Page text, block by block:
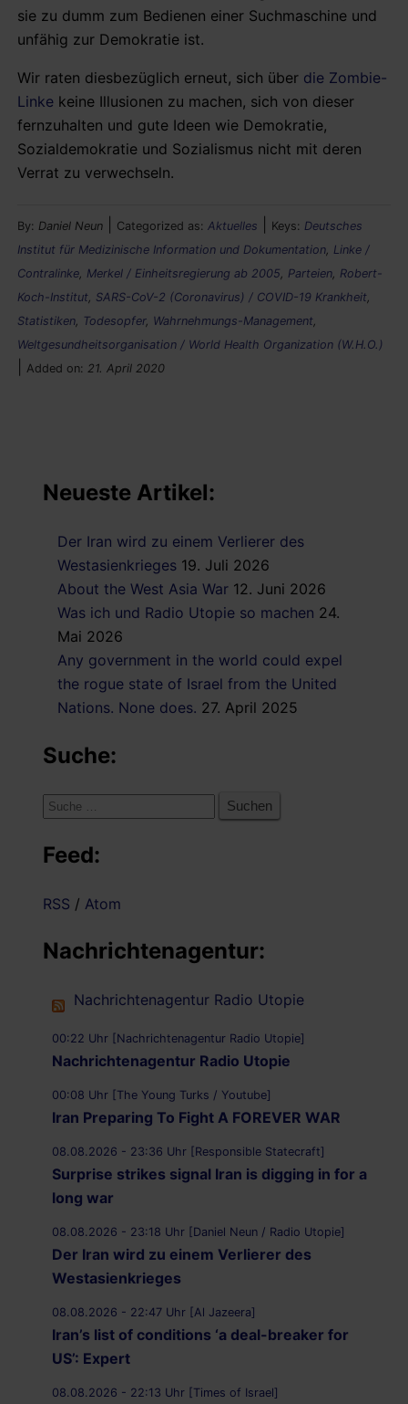
sie zu dumm zum Bedienen einer Suchmaschine und
unfähig zur Demokratie ist.
Wir raten diesbezüglich erneut, sich über die Zombie-
Linke keine Illusionen zu machen, sich von dieser
fernzuhalten und gute Ideen wie Demokratie,
Sozialdemokratie und Sozialismus nicht mit deren
Verrat zu verwechseln.
By: Daniel Neun Categorized as: Aktuelles Keys: Deutsches
Institut für Medizinische Information und Dokumentation Linke /
Contralinke Merkel / Einheitsregierung ab 2005 Parteien Robert-
Koch-Institut SARS-CoV-2 (Coronavirus) / COVID-19 Krankheit
Statistiken
Todesopfer, Wahrnehmungs-Management
Weltgesundheitsorganisation / World Health Organization (W.H.O.)
Added on: 21. April 2020
Neueste Artikel:
Der Iran wird zu einem Verlierer des
Westasienkrieges 19. Juli 2026
About the West Asia War 12. Juni 2026
Was ich und Radio Utopie so machen 24.
Mai 2026
Any government in the world could expel
the rogue state of Israel from the United
Nations. None does. 27. April 2025
Suche:
Suche
Feed:
RSS / Atom
Nachrichtenagentur:
Nachrichtenagentur Radio Utopie
00:22 Uhr [Nachrichtenagentur Radio Utopie]
Nachrichtenagentur Radio Utopie
00:08 Uhr [The Young Turks / Youtube]
Iran Preparing To Fight A FOREVER WAR
08.08.2026 - 23:36 Uhr [Responsible Statecraft]
Surprise strikes signal Iran is digging in for a
long war
08.08.2026 - 23:18 Uhr [Daniel Neun / Radio Utopie]
Der Iran wird zu einem Verlierer des
Westasienkrieges
08.08.2026 - 22:47 Uhr [Al Jazeera]
Iran’s list of conditions ‘a deal-breaker for
US’: Expert
08.08.2026 - 22:13 Uhr [Times of Israel]